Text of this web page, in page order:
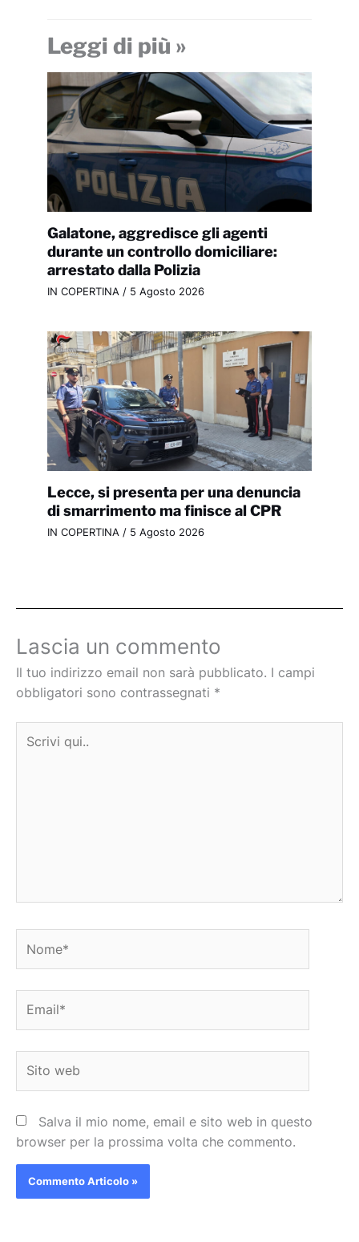
Leggi di più »
Galatone, aggredisce gli agenti
durante un controllo domiciliare:
arrestato dalla Polizia
IN COPERTINA / 5 Agosto 2026
Lecce, si presenta per una denuncia
di smarrimento ma finisce al CPR
IN COPERTINA / 5 Agosto 2026
Lascia un commento
Il tuo indirizzo email non sarà pubblicato. I campi
obbligatori sono contrassegnati *
qui..
web
Salva il mio nome, email e sito web in questo
browser per la prossima volta che commento.